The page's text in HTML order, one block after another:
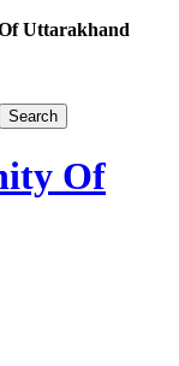
Uttarakhand
Of